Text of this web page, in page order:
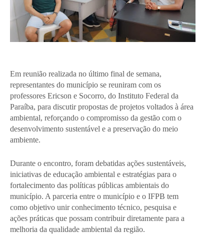
Em reunião realizada no último final de semana,
representantes do município se reuniram com os
professores Ericson e Socorro, do Instituto Federal da
Paraíba, para discutir propostas de projetos voltados à área
ambiental, reforçando o compromisso da gestão com o
desenvolvimento sustentável e a preservação do meio
ambiente.
Durante o encontro, foram debatidas ações sustentáveis,
iniciativas de educação ambiental e estratégias para o
fortalecimento das políticas públicas ambientais do
município. A parceria entre o município e o IFPB tem
como objetivo unir conhecimento técnico, pesquisa e
ações práticas que possam contribuir diretamente para a
melhoria da qualidade ambiental da região.